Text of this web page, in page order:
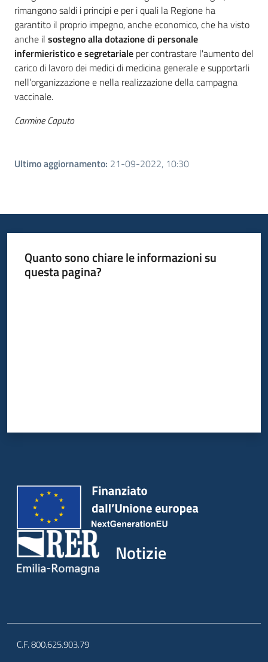
rimangono saldi i principi e per i quali la Regione ha
garantito il proprio impegno, anche economico, che ha visto
anche il sostegno alla dotazione di personale
infermieristico e segretariale per contrastare l'aumento del
carico di lavoro dei medici di medicina generale e supportarli
nell’organizzazione e nella realizzazione della campagna
vaccinale.
Carmine Caputo
Ultimo aggiornamento: 21-09-2022, 10:30
Quanto sono chiare le informazioni su
questa pagina?
Notizie
C.F. 800.625.903.79